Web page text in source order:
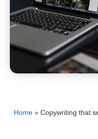
Home »Copywriting that